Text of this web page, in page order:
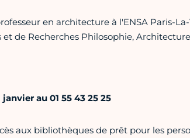
en architecture à l'ENSA Paris-
de Recherches Philosophie,
au 01 55 43 25 25
aux bibliothèques de prêt pour les